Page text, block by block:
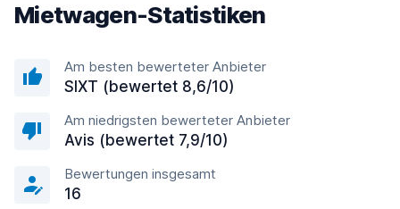
Mietwagen-Statistiken
Am besten bewerteter Anbieter
SIXT (bewertet 8,6/10)
Am niedrigsten bewerteter Anbieter
Avis (bewertet 7,9/10)
Bewertungen insgesamt
16